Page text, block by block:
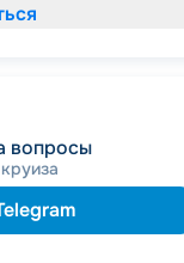
вопросы